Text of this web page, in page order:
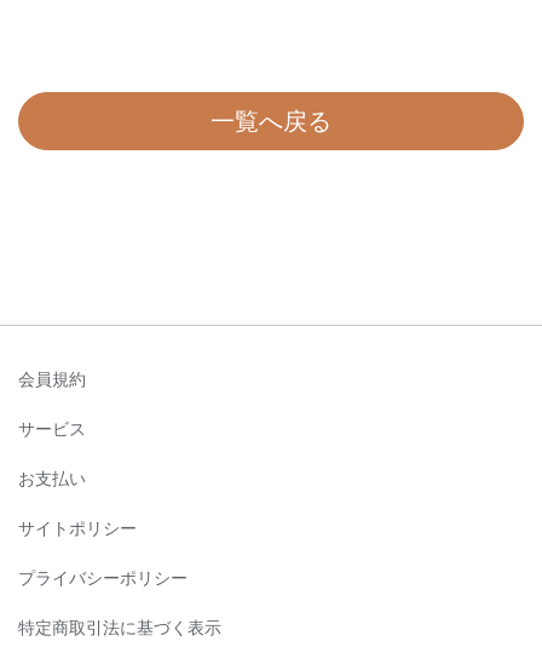
一覧へ戻る
会員規約
サービス
お支払い
サイトポリシー
プライバシーポリシー
特定商取引法に基づく表示